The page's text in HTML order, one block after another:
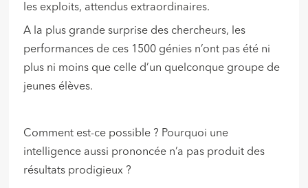
les exploits, attendus extraordinaires.
A la plus grande surprise des chercheurs, les
performances de ces 1500 génies n’ont pas été ni
plus ni moins que celle d’un quelconque groupe de
jeunes élèves.
Comment est-ce possible ? Pourquoi une
intelligence aussi prononcée n’a pas produit des
résultats prodigieux ?